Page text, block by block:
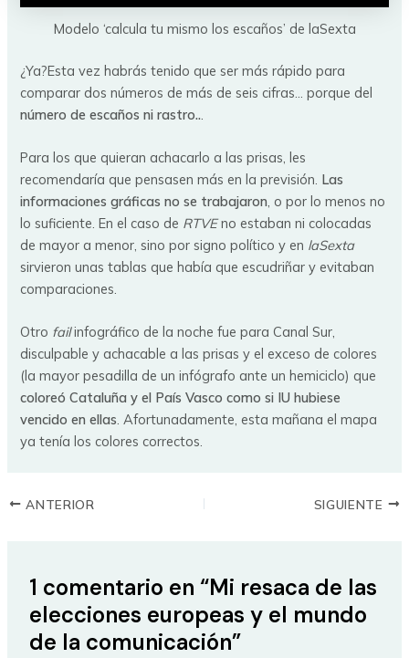
Modelo ‘calcula tu mismo los escaños’ de laSexta
¿Ya?Esta vez habrás tenido que ser más rápido para
comparar dos números de más de seis cifras… porque del
número de escaños ni rastro..
Para los que quieran achacarlo a las prisas, les
recomendaría que pensasen más en la previsión. Las
informaciones gráficas no se trabajaron, o por lo menos no
lo suficiente. En el caso de RTVEno estaban ni colocadas
de mayor a menor, sino por signo político y en laSexta
sirvieron unas tablas que había que escudriñar y evitaban
comparaciones.
Otro failinfográfico de la noche fue para Canal Sur,
disculpable y achacable a las prisas y el exceso de colores
(la mayor pesadilla de un infógrafo ante un hemiciclo) que
coloreó Cataluña y el País Vasco como si IU hubiese
vencido en ellas. Afortunadamente, esta mañana el mapa
ya tenía los colores correctos.
ANTERIOR SIGUIENTE
1 comentario en “Mi resaca de las
elecciones europeas y el mundo
de la comunicación”